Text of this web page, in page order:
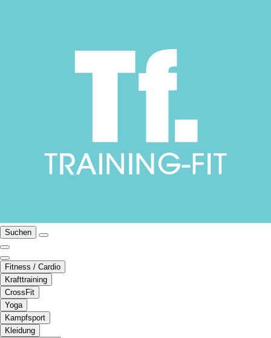
Suchen
Fitness / Cardio
Krafttraining
CrossFit
Yoga
Kampfsport
Kleidung